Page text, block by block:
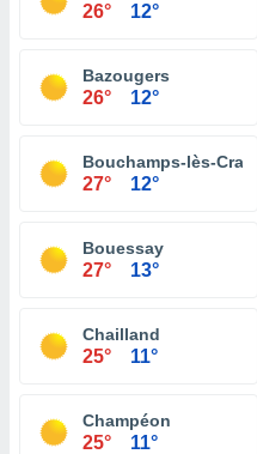
26° 12°
Bazougers
26° 12°
Bouchamps-lès-Craon
27° 12°
Bouessay
27° 13°
Chailland
25° 11°
Champéon
25° 11°